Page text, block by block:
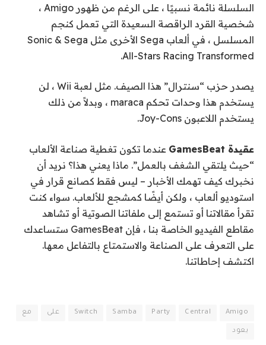
السلسلة نائمة نسبيًا ، على الرغم من ظهور Amigo ،
شخصية القرد الراقصة السعيدة التي تعمل كنجم
المسلسل ، في ألعاب Sega الأخرى مثل Sonic & Sega
All-Stars Racing Transformed.
يصدر حزب “سنترال” هذا الصيف. مثل لعبة Wii ، لن
يستخدم هذا وحدات تحكم maraca ، وبدلاً من ذلك
يستخدم اللاعبون Joy-Cons.
عقيدة GamesBeat
عندما تكون تغطية صناعة الألعاب
“حيث يلتقي الشغف بالعمل”. ماذا يعني هذا؟ نريد أن
نخبرك كيف تهمك الأخبار – ليس فقط كصانع قرار في
استوديو ألعاب ، ولكن أيضًا كمشجع للألعاب. سواء كنت
تقرأ مقالاتنا أو تستمع إلى ملفاتنا الصوتية أو تشاهد
مقاطع الفيديو الخاصة بنا ، فإن GamesBeat ستساعدك
على التعرف على الصناعة والاستمتاع بالتفاعل معها.
اكتشف إحاطاتنا.
Amigo
Central
Party
Samba
Switch على مع
يعود